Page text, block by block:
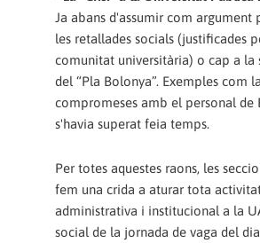
Ja abans d'assumir com argument
les retallades socials (justificades
comunitat universitària) o cap a la
del “Pla Bolonya”. Exemples com
compromeses amb el personal de
s'havia superat feia temps.
Per totes aquestes raons, les
fem una crida a aturar tota
administrativa i institucional a la
social de la jornada de vaga del